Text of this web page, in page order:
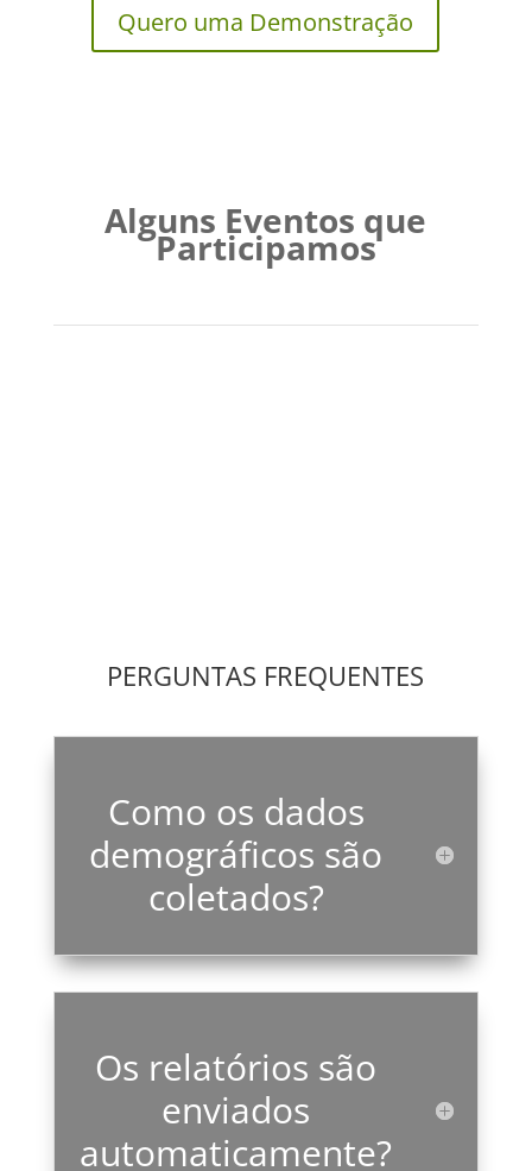
Quero uma Demonstração
Alguns Eventos que
Participamos
PERGUNTAS FREQUENTES
Como os dados
demográficos são
coletados?
Os relatórios são
enviados
automaticamente?